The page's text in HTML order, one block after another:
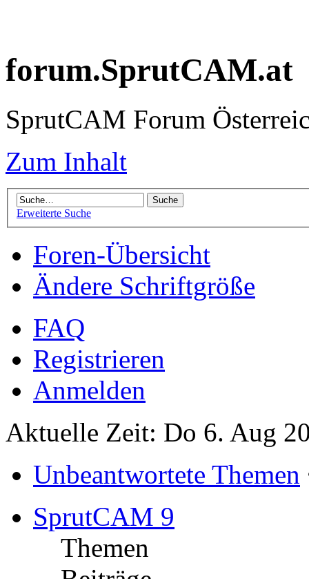
forum.SprutCAM.at
SprutCAM Forum
Zum Inhalt
Erweiterte Suche
Foren-Übersicht
Ändere Schriftgröße
FAQ
Registrieren
Anmelden
Aktuelle Zeit: Do 6. Aug
Unbeantwortete Themen
SprutCAM 9
Themen